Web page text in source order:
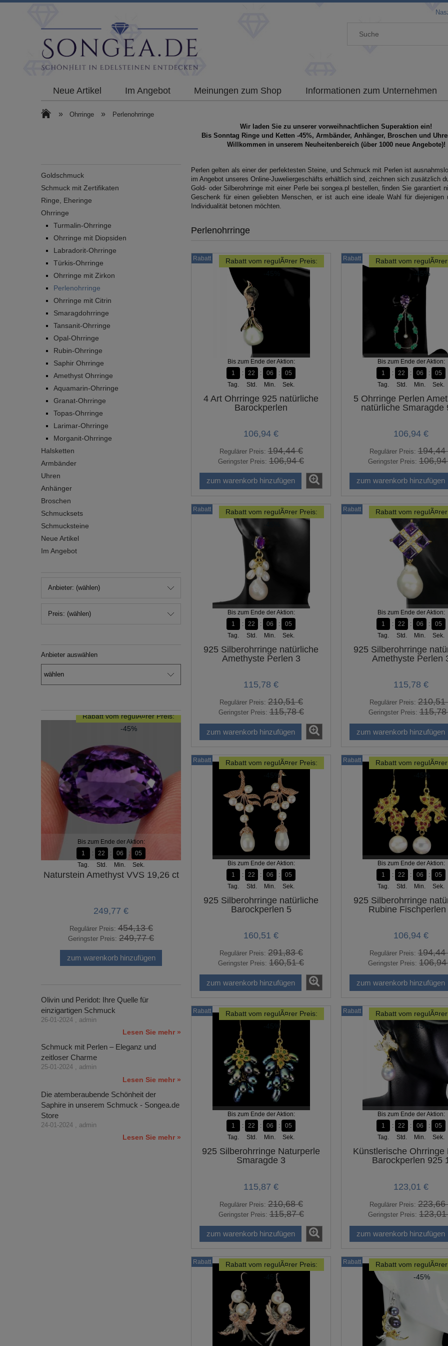
Neue Artikel Im Angebot Meinungen zum Shop Informationen zum Unternehmen
» Ohrringe »
Perlenohrringe
Wir laden Sie zu unserer vorweihnachtlichen Superaktion ein!
Bis Sonntag Ringe und Ketten -45%, Armbänder, Anhänger, Broschen und
Willkommen in unserem Neuheitenbereich (über 1000 neue Angebote)!
Goldschmuck
Schmuck mit Zertifikaten
Ringe, Eheringe
Ohrringe
Turmalin-Ohrringe
Ohrringe mit Diopsiden
Labradorit-Ohrringe
Türkis-Ohrringe
Ohrringe mit Zirkon
Perlenohrringe
Ohrringe mit Citrin
Smaragdohrringe
Tansanit-Ohrringe
Opal-Ohrringe
Rubin-Ohrringe
Saphir Ohrringe
Amethyst Ohrringe
Aquamarin-Ohrringe
Granat-Ohrringe
Topas-Ohrringe
Larimar-Ohrringe
Morganit-Ohrringe
Halsketten
Armbänder
Uhren
Anhänger
Broschen
Schmucksets
Schmucksteine
Neue Artikel
Im Angebot
Anbieter: (wählen)
Preis: (wählen)
Anbieter auswählen
Rabatt vom regulÃ¤rer Preis:
-45%
Bis zum Ende der Aktion:
1
Tag.
22
Std.
06
Min.
04
Sek.
Naturstein Amethyst VVS 19,26 ct
249,77 €
Regulärer Preis:454,13 €
Geringster Preis: 249,77 €
zum warenkorb hinzufügen
Rabatt vom regulÃ¤rer Preis:
-45%
Bis zum Ende der Aktion:
Tag.
22
Std.
Min.
04
Sek.
Natürliche Citrin 76,76 ct IF riesig
356,89 €
Geringster Preis:356,89 €
zum warenkorb hinzufügen
Rabatt vom regulÃ¤rer
-45%
Bis zum Ende der Aktion:
Std.
06
Min.
04
Sek.
Ring 925 Emaille Größe 16
AAA Zirkonia
62,31 €
Geringster Preis:62,31 €
zum warenkorb hinzufügen
Olivin und Peridot: Ihre Quelle für
einzigartigen Schmuck
26-01-2024 , admin
Lesen Sie mehr »
Schmuck mit Perlen – Eleganz und
zeitloser Charme
25-01-2024 , admin
Lesen Sie mehr »
Die atemberaubende Schönheit der
Saphire in unserem Schmuck - Songea.de
Store
24-01-2024 , admin
Lesen Sie mehr »
Perlen gelten als einer der perfektesten Steine, und Schmuck mit Perlen ist
im Angebot unseres Online-Juweliergeschäfts erhältlich sind, zeichnen sich zusätzlich
Gold- oder Silberohrringe mit einer Perle bei songea.pl bestellen, finden Sie
Geschenk für einen geliebten Menschen, er ist auch eine ideale Wahl für
Individualität betonen möchten.
Perlenohrringe
Rabatt vom regulÃ¤rer Preis:
Bis zum Ende der Aktion:
1
Tag.
22
Std.
06
Min.
04
Sek.
4 Art Ohrringe 925 natürliche
Barockperlen
106,94 €
Regulärer Preis:194,44 €
Geringster Preis: 106,94 €
zum warenkorb hinzufügen
Rabatt
Rabatt vom
-45%
Bis zum Ende der Aktion:
1
Tag.
22
Std.
06
Min.
04
Sek.
5 Ohrringe Perlen
natürliche Smaragde
106,94 €
Regulärer Preis:194,44
Geringster Preis:
zum warenkorb hinzufügen
Rabatt
Rabatt vom regulÃ¤rer Preis:
Bis zum Ende der Aktion:
1
Tag.
22
Std.
06
Min.
04
Sek.
925 Silberohrringe natürliche
Amethyste Perlen 3
115,78 €
Regulärer Preis:210,51 €
Geringster Preis:115,78 €
zum warenkorb hinzufügen
Rabatt
Rabatt vom
-45%
Bis zum Ende der Aktion:
1
Tag.
22
Std.
06
Min.
04
Sek.
925 Silberohrringe
Amethyste Perlen
115,78 €
Regulärer Preis:210,51
Geringster Preis:
zum warenkorb hinzufügen
Rabatt
Rabatt vom regulÃ¤rer Preis:
-45%
Bis zum Ende der Aktion:
1
Tag.
22
Std.
06
Min.
04
Sek.
925 Silberohrringe natürliche
Barockperlen 5
160,51 €
Regulärer Preis:291,83 €
Geringster Preis: 160,51 €
zum warenkorb hinzufügen
Rabatt
Rabatt vom
-45%
Bis zum Ende der Aktion:
1
Tag.
22
Std.
06
Min.
04
Sek.
925 Silberohrringe
Rubine Fischperlen
106,94 €
Regulärer Preis:194,44
Geringster Preis:
zum warenkorb hinzufügen
Rabatt
Rabatt vom regulÃ¤rer Preis:
-45%
Bis zum Ende der Aktion:
1
Tag.
22
Std.
06
Min.
04
Sek.
925 Silberohrringe Naturperle
Smaragde 3
115,87 €
Regulärer Preis:210,68 €
Geringster Preis:115,87 €
zum warenkorb hinzufügen
Rabatt
Rabatt vom
-45%
Bis zum Ende der Aktion:
1
Tag.
22
Std.
06
Min.
04
Sek.
Künstlerische Ohrringe
Barockperlen 925
123,01 €
Regulärer Preis:223,66
Geringster Preis:
zum warenkorb hinzufügen
Rabatt
Rabatt vom regulÃ¤rer Preis:
-45%
Rabatt
Rabatt vom
-45%
Rabatt